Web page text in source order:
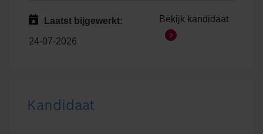
Laatst bijgewerkt:
24-07-2026
Bekijk kandidaat
Kandidaat